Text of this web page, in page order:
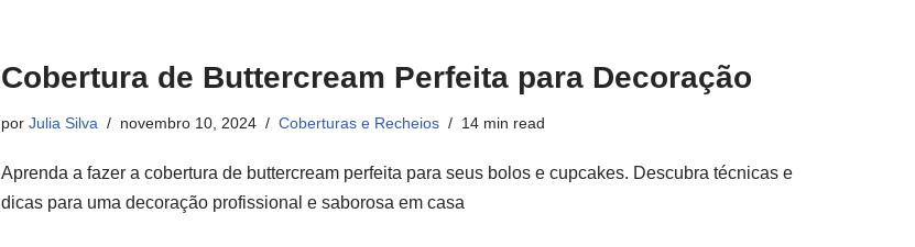
Cobertura de Buttercream Perfeita para Decoração
por Julia Silva novembro 10, 2024 Coberturas e Recheios 14 min read
Aprenda a fazer a cobertura de buttercream perfeita para seus bolos e cupcakes. Descubra técnicas e
dicas para uma decoração profissional e saborosa em casa